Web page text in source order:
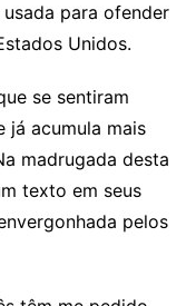
para ofender
Unidos.
se sentiram
já acumula mais
madrugada desta
texto em seus
pelos